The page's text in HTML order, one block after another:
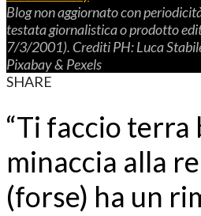
Blog non aggiornato con
testata giornalistica o prodotto
7/3/2001). CreditiPH: LucaS
Pixabay& Pexels
SHARE
“Ti faccio terra
minaccia alla
(forse) ha un